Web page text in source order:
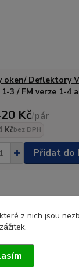
oken/ Deflektory
3 / FM verze 1-4
Kč/pár
Kčbez DPH
Přidat do
z nich jsou